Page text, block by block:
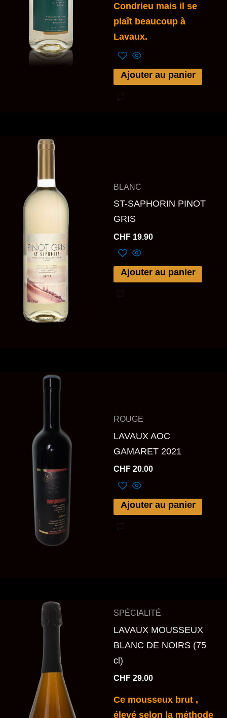
Condrieu mais il se
plaît beaucoup à
Lavaux.
Ajouter au panier
BLANC
ST-SAPHORIN PINOT
GRIS
CHF 19.90
Ajouter au panier
ROUGE
LAVAUX AOC
GAMARET 2021
CHF 20.00
Ajouter au panier
SPÉCIALITÉ
LAVAUX MOUSSEUX
BLANC DE NOIRS (75
cl)
CHF 29.00
Ce mousseux brut ,
élevé selon la méthode